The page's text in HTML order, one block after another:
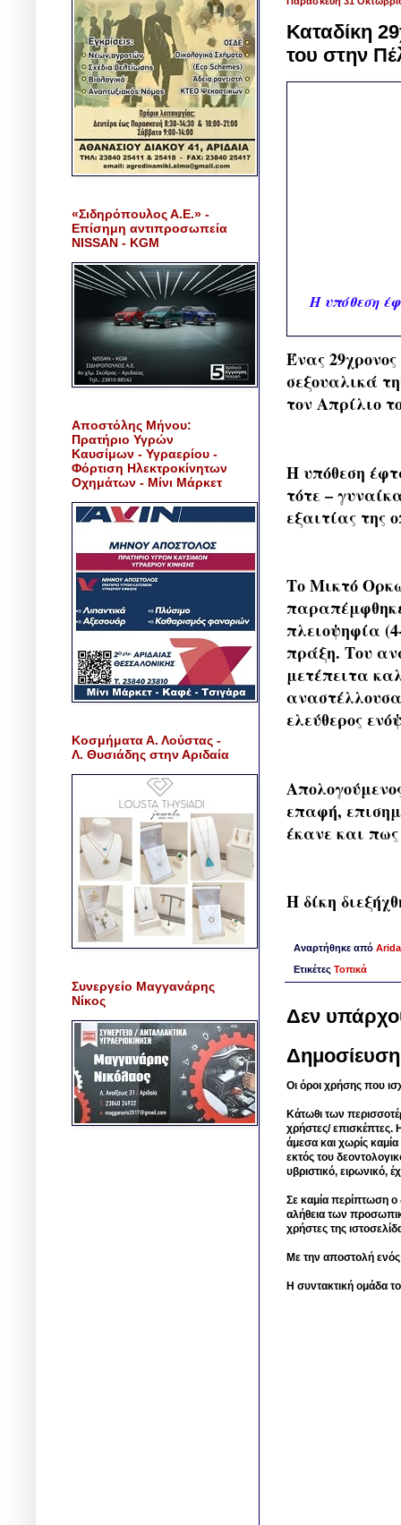
Καταδίκη
του στην
Η υπόθεση
Ένας
σεξουαλικά
τον Απρίλιο
Η υπόθεση
τότε –
εξαιτίας της
Το Μικτό
παραπέμφθηκε
πλειοψηφία
πράξη. Του
μετέπειτα
ελεύθερος
επαφή,
έκανε και πως
Η δίκη
Αναρτήθηκε από
Ετικέτες Τοπικά
Δεν
Οι όροι χρήσης που
Κάτωθι των
χρήστες/ επισκέπτες.
άμεσα και χωρίς
εκτός του
υβριστικό, ειρωνικό,
Σε καμία περίπτωση ο
αλήθεια των
χρήστες της
Με την αποστολή
Η συντακτική ομάδα
«Σιδηρόπουλος Α.Ε.» -
Επίσημη αντιπροσωπεία
NISSAN - KGM
Αποστόλης Μήνου:
Πρατήριο Υγρών
Καυσίμων - Υγραερίου -
Φόρτιση Ηλεκτροκίνητων
Οχημάτων - Μίνι Μάρκετ
Κοσμήματα Α. Λούστας -
Λ. Θυσιάδης στην Αριδαία
Συνεργείο Μαγγανάρης
Νίκος